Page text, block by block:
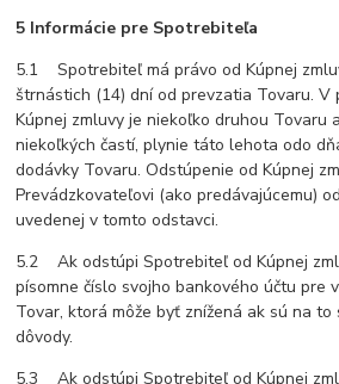
5 Informácie pre Spotrebiteľa
5.1 Spotrebiteľ má právo od Kúpnej
štrnástich (14) dní od prevzatia Tovaru. V
Kúpnej zmluvy je niekoľko druhou Tovaru
niekoľkých častí, plynie táto lehota odo
dodávky Tovaru. Odstúpenie od Kúpnej
Prevádzkovateľovi (ako predávajúcemu)
uvedenej v tomto odstavci.
5.2 Ak odstúpi Spotrebiteľ od Kúpnej
písomne číslo svojho bankového účtu pre
Tovar, ktorá môže byť znížená ak sú na to
dôvody.
5.3 Ak odstúpi Spotrebiteľ od Kúpnej